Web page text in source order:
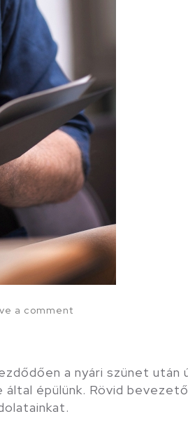
a comment
a nyári szünet után
épülünk. Rövid